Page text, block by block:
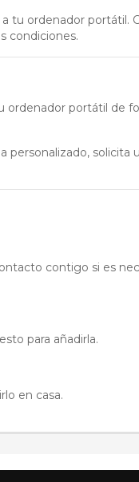
tu ordenador portátil.
condiciones.
ordenador portátil de
personalizado, solicita
contigo si es
para añadirla.
en casa.